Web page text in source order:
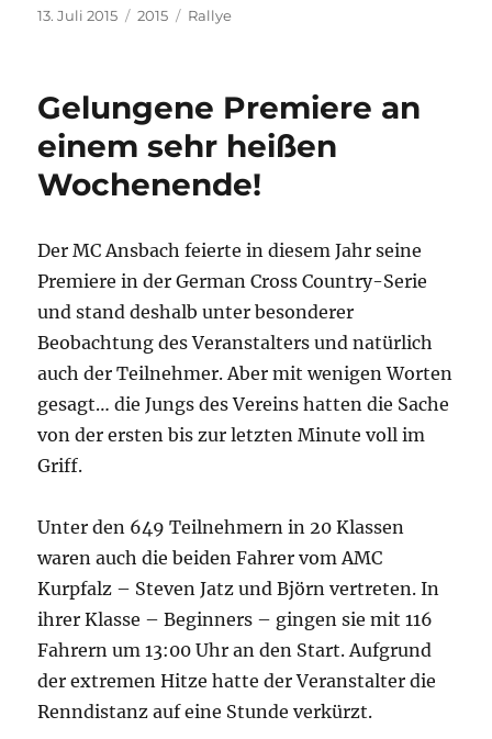
Veröffentlicht
13. Juli 2015 Kategorien
2015 Schlagwörter
Rallye
Gelungene Premiere an
einem sehr heißen
Wochenende!
Der MC Ansbach feierte in diesem Jahr seine
Premiere in der German Cross Country-Serie
und stand deshalb unter besonderer
Beobachtung des Veranstalters und natürlich
auch der Teilnehmer. Aber mit wenigen Worten
gesagt… die Jungs des Vereins hatten die Sache
von der ersten bis zur letzten Minute voll im
Griff.
Unter den 649 Teilnehmern in 20 Klassen
waren auch die beiden Fahrer vom AMC
Kurpfalz – Steven Jatz und Björn vertreten. In
ihrer Klasse – Beginners – gingen sie mit 116
Fahrern um 13:00 Uhr an den Start. Aufgrund
der extremen Hitze hatte der Veranstalter die
Renndistanz auf eine Stunde verkürzt.